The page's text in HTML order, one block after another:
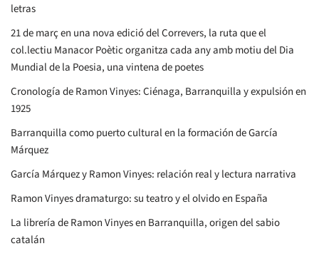
letras
21 de març en una nova edició del Correvers, la ruta que el
col.lectiu Manacor Poètic organitza cada any amb motiu del Dia
Mundial de la Poesia, una vintena de poetes
Cronología de Ramon Vinyes: Ciénaga, Barranquilla y expulsión en
1925
Barranquilla como puerto cultural en la formación de García
Márquez
García Márquez y Ramon Vinyes: relación real y lectura narrativa
Ramon Vinyes dramaturgo: su teatro y el olvido en España
La librería de Ramon Vinyes en Barranquilla, origen del sabio
catalán